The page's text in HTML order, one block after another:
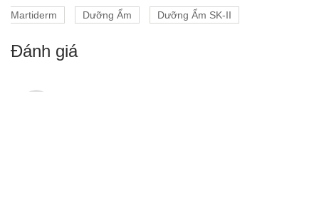
Martiderm Dưỡng Ẩm Dưỡng Ẩm SK-II
Đánh giá